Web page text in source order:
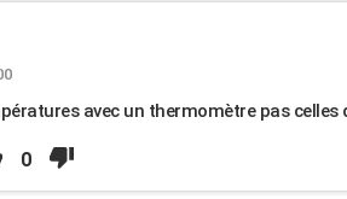
avec un thermomètre pas celles
0